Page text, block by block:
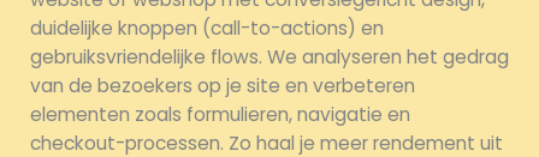
duidelijke knoppen (call-to-actions) en
gebruiksvriendelijke flows. We analyseren het gedrag
van de bezoekers op je site en verbeteren
elementen zoals formulieren, navigatie en
checkout-processen. Zo haal je meer rendement uit